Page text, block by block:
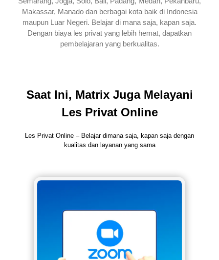
Makassar, Manado dan berbagai kota baik di Indonesia
maupun Luar Negeri. Belajar di mana saja, kapan saja.
Dengan biaya les privat yang lebih hemat, dapatkan
pembelajaran yang berkualitas.
Saat Ini, Matrix Juga Melayani
Les Privat Online
Les Privat Online – Belajar dimana saja, kapan saja dengan
kualitas dan layanan yang sama